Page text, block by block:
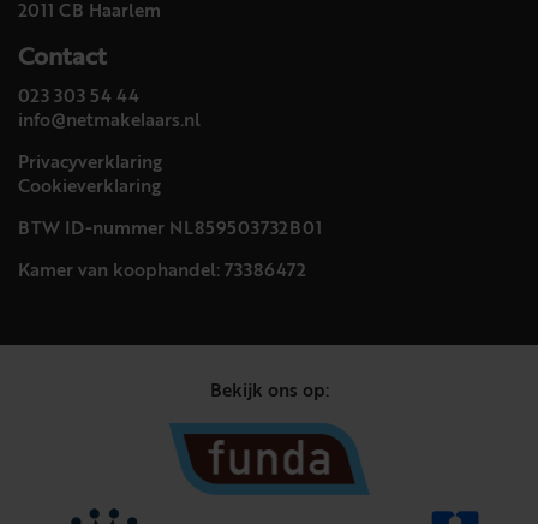
2011 CB Haarlem
Contact
023 303 54 44
info@netmakelaars.nl
Privacyverklaring
Cookieverklaring
BTW ID-nummer NL859503732B01
Kamer van koophandel: 73386472
Bekijk ons op: